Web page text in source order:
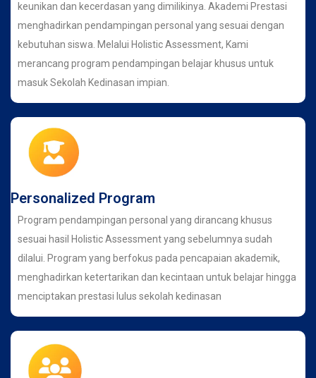
keunikan dan kecerdasan yang dimilikinya. Akademi Prestasi
menghadirkan pendampingan personal yang sesuai dengan
kebutuhan siswa. Melalui Holistic Assessment, Kami
merancang program pendampingan belajar khusus untuk
masuk Sekolah Kedinasan impian.
Personalized Program
Program pendampingan personal yang dirancang khusus
sesuai hasil Holistic Assessment yang sebelumnya sudah
dilalui. Program yang berfokus pada pencapaian akademik,
menghadirkan ketertarikan dan kecintaan untuk belajar hingga
menciptakan prestasi lulus sekolah kedinasan